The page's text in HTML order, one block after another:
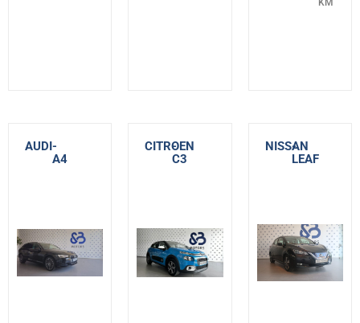
AUDI-
A4
CITROEN
-
C3
NISSAN
-
LEAF